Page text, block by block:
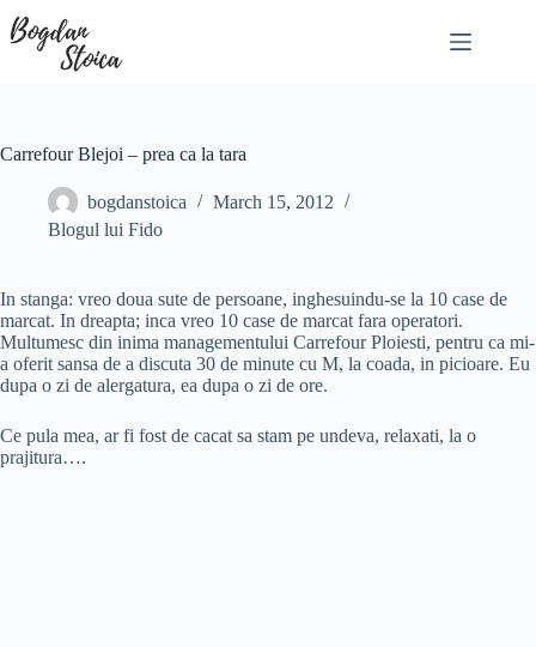
to
content
Carrefour Blejoi – prea ca la tara
bogdanstoica
March 15, 2012
Blogul lui Fido
In stanga: vreo doua sute de persoane, inghesuindu-se la 10 case de
marcat. In dreapta; inca vreo 10 case de marcat fara operatori.
Multumesc din inima managementului Carrefour Ploiesti, pentru ca mi-
a oferit sansa de a discuta 30 de minute cu M, la coada, in picioare. Eu
dupa o zi de alergatura, ea dupa o zi de ore.
Ce pula mea, ar fi fost de cacat sa stam pe undeva, relaxati, la o
prajitura….